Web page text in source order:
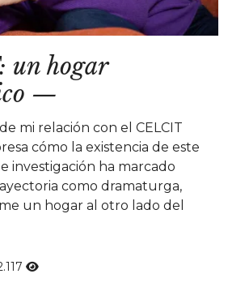
un hogar
—
mi relación con el CELCIT
cómo la existencia de este
investigación ha marcado
como dramaturga,
un hogar al otro lado del